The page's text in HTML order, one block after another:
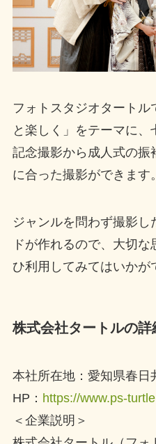
フォトスタジオタートル
と楽しく」をテーマに
記念撮影から成人式の振
に合った撮影ができます。
ジャンルを問わず撮影
ドが作れるので、大切
ひ利用してみてはいかが
株式会社タートルの詳
本社所在地：愛知県春日
HP： https://www.ps-
＜企業説明＞